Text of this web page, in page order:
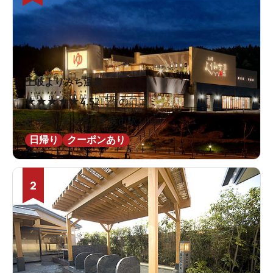
土岐よりみち温泉
★★★★★4.5215件の口コミ
岐阜県 / 多治見 / 土岐市駅3.0km
日帰り
クーポンあり
2